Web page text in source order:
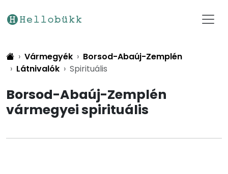
Vármegyék
Borsod-Abaúj-Zemplén
Látnivalók
Spirituális
Borsod-Abaúj-Zemplén
vármegyei spirituális